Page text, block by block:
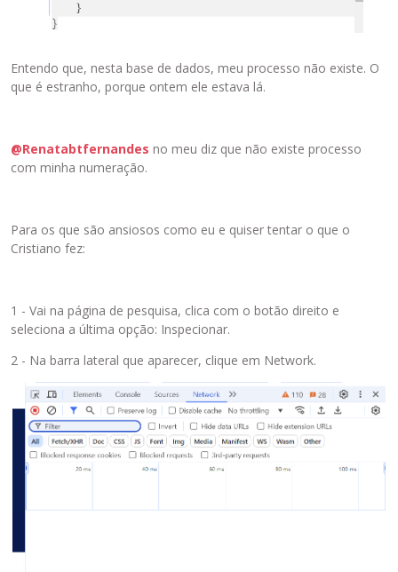
Entendo que, nesta base de dados, meu processo não existe. O
que é estranho, porque ontem ele estava lá.
@Renatabtfernandes no meu diz que não existe processo
com minha numeração.
Para os que são ansiosos como eu e quiser tentar o que o
Cristiano fez:
1 - Vai na página de pesquisa, clica com o botão direito e
seleciona a última opção: Inspecionar.
2 - Na barra lateral que aparecer, clique em Network.